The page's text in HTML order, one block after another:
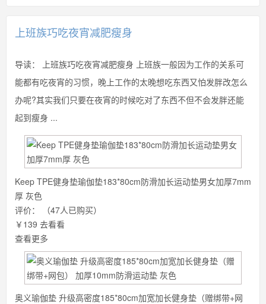
上班族巧吃夜宵减肥瘦身
导读：
上班族巧吃夜宵减肥瘦身 上班族一般因为工作的关系可
能都有吃夜宵的习惯，晚上工作的太晚想吃东西又怕发胖改怎么
办呢?其实我们只要在夜宵的时候吃对了东西不但不会发胖还能
起到瘦身 ...
Keep TPE健身垫瑜伽垫183*80cm防滑加长运动垫男女加厚7mm
厚 灰色
评价：
（47人已购买）
￥139 去看看
查看更多
奥义瑜伽垫 升级高密度185*80cm加宽加长健身垫（赠绑带+网